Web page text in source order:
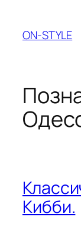
вмісту
ON-STYLE
Кибби.